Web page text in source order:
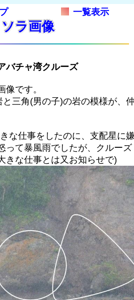
一覧表示
ソラ画像
チャ湾クルーズ
像です。
三角(男の子)の岩の模様が、
な仕事をしたのに、支配星に
って暴風雨でしたが、クルーズ
きな仕事とは又お知らせで)